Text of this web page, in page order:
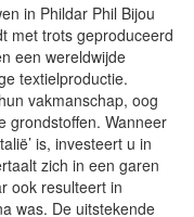
in Phildar Phil Bijou
met trots geproduceerd
een wereldwijde
textielproductie.
vakmanschap, oog
grondstoffen. Wanneer
is, investeert u in
zich in een garen
ook resulteert in
was. De uitstekende